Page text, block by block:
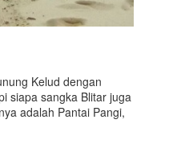
Kelud dengan
siapa sangka Blitar juga
adalah Pantai Pangi,